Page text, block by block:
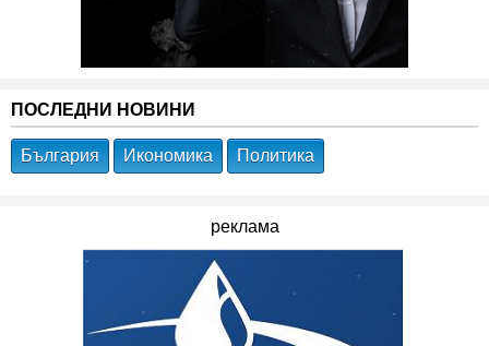
ПОСЛЕДНИ НОВИНИ
България Икономика Политика
реклама